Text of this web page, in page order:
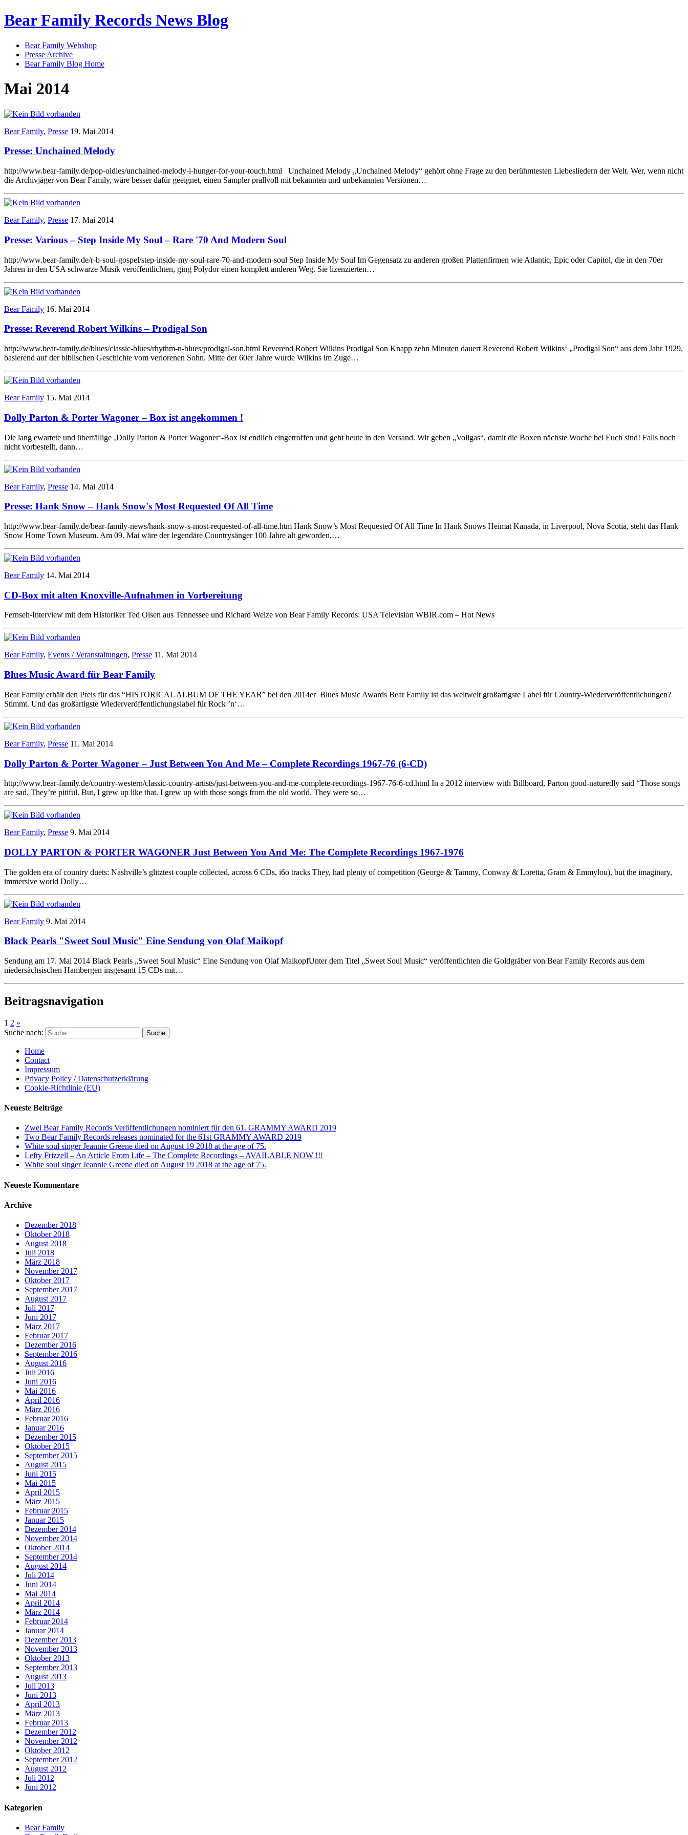
Bear Family Records News Blog
Bear Family Webshop
Presse Archive
Bear Family Blog Home
Mai 2014
Bear Family, Presse 19. Mai 2014
Presse: Unchained Melody
http://www.bear-family.de/pop-oldies/unchained-melody-i-hunger-for-your-touch.html Unchained Melody „Unchained Melody“ gehört ohne Frage zu den berühmtesten Liebesliedern der Welt. Wer, wenn nicht
die Archivjäger von Bear Family, wäre besser dafür geeignet, einen Sampler prallvoll mit bekannten und unbekannten Versionen…
Bear Family, Presse 17. Mai 2014
Presse: Various – Step Inside My Soul – Rare '70 And Modern Soul
http://www.bear-family.de/r-b-soul-gospel/step-inside-my-soul-rare-70-and-modern-soul Step Inside My Soul Im Gegensatz zu anderen großen Plattenfirmen wie Atlantic, Epic oder Capitol, die in den 70er
Jahren in den USA schwarze Musik veröffentlichten, ging Polydor einen komplett anderen Weg. Sie lizenzierten…
Bear Family 16. Mai 2014
Presse: Reverend Robert Wilkins – Prodigal Son
http://www.bear-family.de/blues/classic-blues/rhythm-n-blues/prodigal-son.html Reverend Robert Wilkins Prodigal Son Knapp zehn Minuten dauert Reverend Robert Wilkins‘ „Prodigal Son“ aus dem Jahr 1929,
basierend auf der biblischen Geschichte vom verlorenen Sohn. Mitte der 60er Jahre wurde Wilkins im Zuge…
Bear Family 15. Mai 2014
Dolly Parton & Porter Wagoner – Box ist angekommen !
Die lang ewartete und überfällige ‚Dolly Parton & Porter Wagoner‘-Box ist endlich eingetroffen und geht heute in den Versand. Wir geben „Vollgas“, damit die Boxen nächste Woche bei Euch sind! Falls noch
nicht vorbestellt, dann…
Bear Family, Presse 14. Mai 2014
Presse: Hank Snow – Hank Snow's Most Requested Of All Time
http://www.bear-family.de/bear-family-news/hank-snow-s-most-requested-of-all-time.htm Hank Snow’s Most Requested Of All Time In Hank Snows Heimat Kanada, in Liverpool, Nova Scotia, steht das Hank
Snow Home Town Museum. Am 09. Mai wäre der legendäre Countrysänger 100 Jahre alt geworden,…
Bear Family 14. Mai 2014
CD-Box mit alten Knoxville-Aufnahmen in Vorbereitung
Fernseh-Interview mit dem Historiker Ted Olsen aus Tennessee und Richard Weize von Bear Family Records: USA Television WBIR.com – Hot News
Bear Family, Events / Veranstaltungen, Presse 11. Mai 2014
Blues Music Award für Bear Family
Bear Family erhält den Preis für das “HISTORICAL ALBUM OF THE YEAR” bei den 2014er Blues Music Awards Bear Family ist das weltweit großartigste Label für Country-Wiederveröffentlichungen?
Stimmt. Und das großartigste Wiederveröffentlichungslabel für Rock ’n‘…
Bear Family, Presse 11. Mai 2014
Dolly Parton & Porter Wagoner – Just Between You And Me – Complete Recordings 1967-76 (6-CD)
http://www.bear-family.de/country-western/classic-country-artists/just-between-you-and-me-complete-recordings-1967-76-6-cd.html In a 2012 interview with Billboard, Parton good-naturedly said “Those songs
are sad. They’re pitiful. But, I grew up like that. I grew up with those songs from the old world. They were so…
Bear Family, Presse 9. Mai 2014
DOLLY PARTON & PORTER WAGONER Just Between You And Me: The Complete Recordings 1967-1976
The golden era of country duets: Nashville’s glitztest couple collected, across 6 CDs, i6o tracks They, had plenty of competition (George & Tammy, Conway & Loretta, Gram & Emmylou), but the imaginary,
immersive world Dolly…
Bear Family 9. Mai 2014
Black Pearls "Sweet Soul Music" Eine Sendung von Olaf Maikopf
Sendung am 17. Mai 2014 Black Pearls „Sweet Soul Music“ Eine Sendung von Olaf MaikopfUnter dem Titel „Sweet Soul Music“ veröffentlichten die Goldgräber von Bear Family Records aus dem
niedersächsischen Hambergen insgesamt 15 CDs mit…
Beitragsnavigation
1 2 »
Suche nach:
Home
Contact
Impressum
Privacy Policy / Datenschutzerklärung
Cookie-Richtlinie (EU)
Neueste Beiträge
Zwei Bear Family Records Veröffentlichungen nominiert für den 61. GRAMMY AWARD 2019
Two Bear Family Records releases nominated for the 61st GRAMMY AWARD 2019
White soul singer Jeannie Greene died on August 19 2018 at the age of 75.
Lefty Frizzell – An Article From Life – The Complete Recordings – AVAILABLE NOW !!!
White soul singer Jeannie Greene died on August 19 2018 at the age of 75.
Neueste Kommentare
Archive
Dezember 2018
Oktober 2018
August 2018
Juli 2018
März 2018
November 2017
Oktober 2017
September 2017
August 2017
Juli 2017
Juni 2017
März 2017
Februar 2017
Dezember 2016
September 2016
August 2016
Juli 2016
Juni 2016
Mai 2016
April 2016
März 2016
Februar 2016
Januar 2016
Dezember 2015
Oktober 2015
September 2015
August 2015
Juni 2015
Mai 2015
April 2015
März 2015
Februar 2015
Januar 2015
Dezember 2014
November 2014
Oktober 2014
September 2014
August 2014
Juli 2014
Juni 2014
Mai 2014
April 2014
März 2014
Februar 2014
Januar 2014
Dezember 2013
November 2013
Oktober 2013
September 2013
August 2013
Juli 2013
Juni 2013
April 2013
März 2013
Februar 2013
Dezember 2012
November 2012
Oktober 2012
September 2012
August 2012
Juli 2012
Juni 2012
Kategorien
Bear Family